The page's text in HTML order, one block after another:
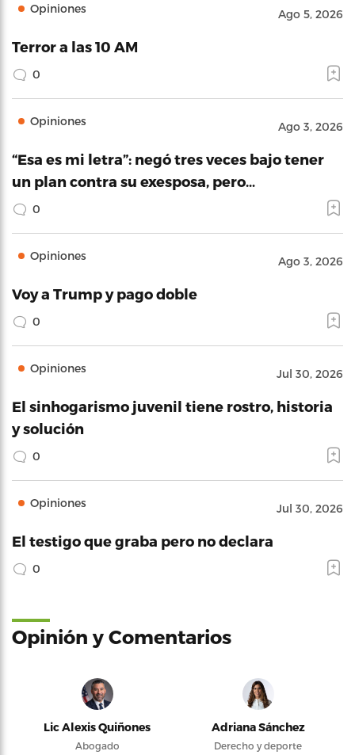
Opiniones Ago 5, 2026
Terror a las 10 AM
0
Opiniones Ago 3, 2026
“Esa es mi letra”: negó tres veces bajo tener
un plan contra su exesposa, pero…
0
Opiniones Ago 3, 2026
Voy a Trump y pago doble
0
Opiniones Jul 30, 2026
El sinhogarismo juvenil tiene rostro, historia
y solución
0
Opiniones Jul 30, 2026
El testigo que graba pero no declara
0
Opinión y Comentarios
Lic Alexis Quiñones
Abogado
Adriana Sánchez
Derecho y deporte